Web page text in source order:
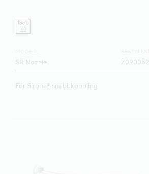
SR Nozzle Z090052
För Sirona® snabbkoppling